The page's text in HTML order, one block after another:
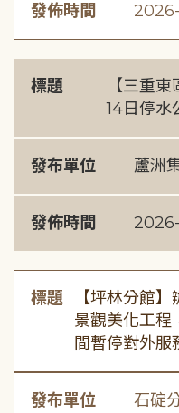
發佈時間
標題
【三重
14日停水
發布單位 蘆洲
發佈時間
標題
【坪林分館
景觀美化工程
間暫停對外服
發布單位 石碇